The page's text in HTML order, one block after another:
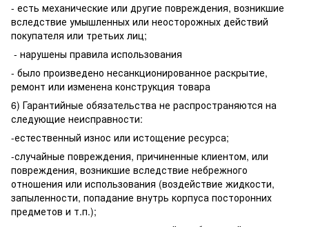
- есть механические или другие повреждения, возникшие
вследствие умышленных или неосторожных действий
покупателя или третьих лиц;
- нарушены правила использования
- было произведено несанкционированное раскрытие,
ремонт или изменена конструкция товара
6) Гарантийные обязательства не распространяются на
следующие неисправности:
-естественный износ или истощение ресурса;
-случайные повреждения, причиненные клиентом, или
повреждения, возникшие вследствие небрежного
отношения или использования (воздействие жидкости,
запыленности, попадание внутрь корпуса посторонних
предметов и т.п.);